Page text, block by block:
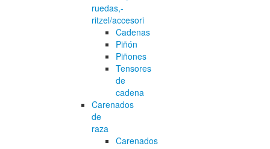
ruedas,-
ritzel/accesori
Cadenas
Piñón
Piñones
Tensores
de
cadena
Carenados
de
raza
Carenados